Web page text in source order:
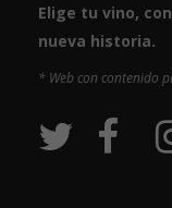
Elige tu vino,
nueva historia.
* Web con contenido